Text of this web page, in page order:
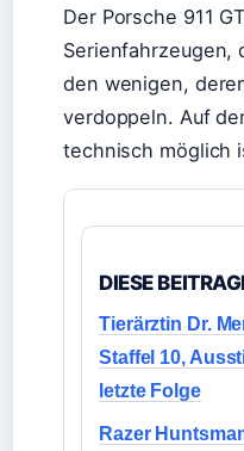
Der Porsche 911
Serienfahrzeugen,
den wenigen,
verdoppeln. Auf
technisch möglich
DIESE
Tierärztin Dr.
Staffel 10,
letzte Folge
Razer